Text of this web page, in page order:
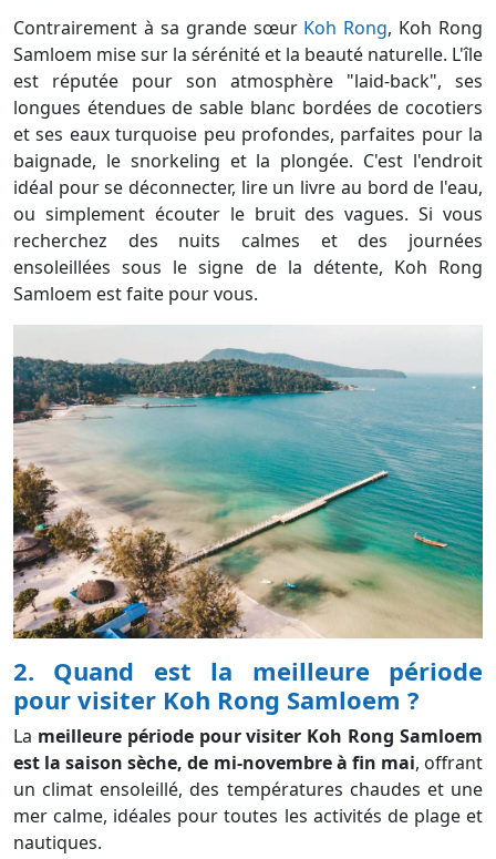
Contrairement à sa grande sœur Koh Rong, Koh Rong
Samloem mise sur la sérénité et la beauté naturelle. L'île
est réputée pour son atmosphère "laid-back", ses
longues étendues de sable blanc bordées de cocotiers
et ses eaux turquoise peu profondes, parfaites pour la
baignade, le snorkeling et la plongée. C'est l'endroit
idéal pour se déconnecter, lire un livre au bord de l'eau,
ou simplement écouter le bruit des vagues. Si vous
recherchez des nuits calmes et des journées
ensoleillées sous le signe de la détente, Koh Rong
Samloem est faite pour vous.
2. Quand est la meilleure période
pour visiter Koh Rong Samloem ?
La meilleure période pour visiter Koh Rong Samloem
est la saison sèche, de mi-novembre à fin mai, offrant
un climat ensoleillé, des températures chaudes et une
mer calme, idéales pour toutes les activités de plage et
nautiques.